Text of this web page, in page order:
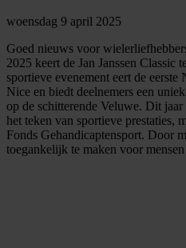
woensdag 9 april 2025
Goed nieuws voor
2025 keert de Jan Janssen
sportieve evenement eert de
Nice en biedt deelnemers een
op de schitterende Veluwe. Dit
het teken van sportieve prestaties,
Fonds Gehandicaptensport. Door
toegankelijk te maken voor